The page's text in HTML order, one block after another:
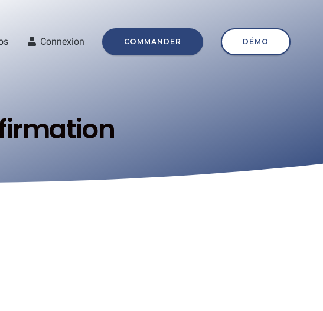
Connexion COMMANDER DÉMO